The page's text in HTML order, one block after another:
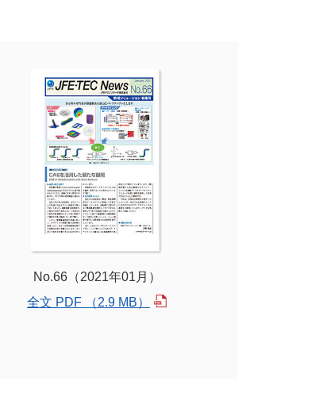
No.66（2021年01月）
全文 PDF （2.9 MB）